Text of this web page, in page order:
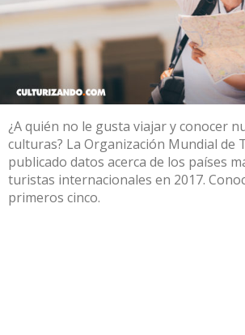
¿A quién no le gusta viajar y conocer
culturas? La Organización Mundial de
publicado datos acerca de los países
turistas internacionales en 2017.
primeros cinco.